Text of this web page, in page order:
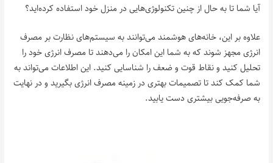
آیا شما تا به حال از چنین تکنولوژی‌هایی در منزل خود استفاده کرده‌اید؟
علاوه بر این، خانه‌های هوشمند می‌توانند به سیستم‌های نظارت بر مصرف
انرژی مجهز شوند که به شما این امکان را می‌دهند تا مصرف انرژی خود را
تحلیل کنید و نقاط قوت و ضعف را شناسایی کنید. این اطلاعات می‌تواند به
شما کمک کند تا تصمیمات بهتری در زمینه مصرف انرژی بگیرید و در نهایت
به صرفه‌جویی بیشتری دست یابید.